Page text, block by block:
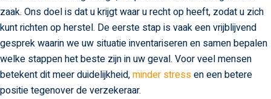
zaak. Ons doel is dat u krijgt waar u recht op heeft, zodat u zich
kunt richten op herstel. De eerste stap is vaak een vrijblijvend
gesprek waarin we uw situatie inventariseren en samen bepalen
welke stappen het beste zijn in uw geval. Voor veel mensen
betekent dit meer duidelijkheid,minder stressen een betere
positie tegenover de verzekeraar.